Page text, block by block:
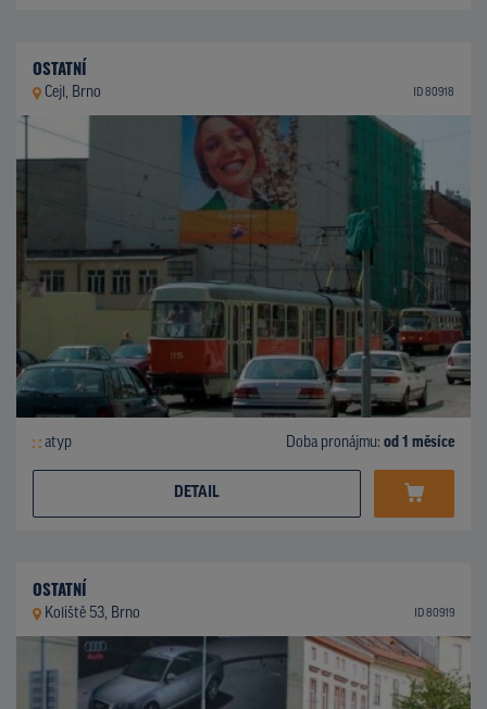
OSTATNÍ
Cejl, Brno ID 80918
atyp Doba pronájmu: od 1 měsíce
DETAIL
OSTATNÍ
Koliště 53, Brno ID 80919